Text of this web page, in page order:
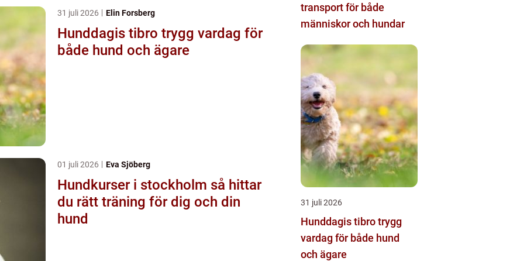
31 juli 2026 Elin Forsberg
Hunddagis tibro trygg vardag för
både hund och ägare
01 juli 2026 Eva Sjöberg
Hundkurser i stockholm så hittar
du rätt träning för dig och din
hund
transport för både
människor och hundar
31 juli 2026
Hunddagis tibro trygg
vardag för både hund
och ägare